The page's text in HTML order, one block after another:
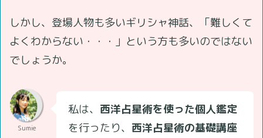
しかし、登場人物も多いギリシャ神話、「難しくて
よくわからない・・・」という方も多いのではない
でしょうか。
Sumie
私は、 西洋占星術を使った個人鑑定
を行ったり、 西洋占星術の基礎講座